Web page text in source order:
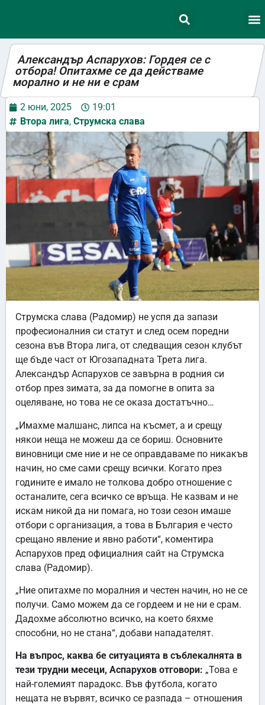
Александър Аспарухов: Гордея се с
отбора! Опитахме се да действаме
морално и не ни е срам
2 юни, 2025
19:01
Втора лига, Струмска слава
Струмска слава (Радомир) не успя да запази
професионалния си статут и след осем поредни
сезона във Втора лига, от следващия сезон клубът
ще бъде част от Югозападната Трета лига.
Александър Аспарухов се завърна в родния си
отбор през зимата, за да помогне в опита за
оцеляване, но това не се оказа достатъчно…
„Имахме малшанс, липса на късмет, а и срещу
някои неща не можеш да се бориш. Основните
виновници сме ние и не се оправдаваме по никакъв
начин, но сме сами срещу всички. Когато през
годините е имало не толкова добро отношение с
останалите, сега всичко се връща. Не казвам и не
искам никой да ни помага, но този сезон имаше
отбори с организация, а това в България е често
срещано явление и явно работи“, коментира
Аспарухов пред официалния сайт на Струмска
слава (Радомир).
„Ние опитахме по моралния и честен начин, но не се
получи. Само можем да се гордеем и не ни е срам.
Дадохме абсолютно всичко, на което бяхме
способни, но не стана“, добави нападателят.
На въпрос, каква бе ситуацията в съблекалнята в
тези трудни месеци, Аспарухов отговори: „Това е
най-големият парадокс. Във футбола, когато
нещата не вървят, всичко се разпада – отношения